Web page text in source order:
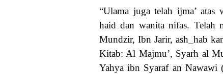
“Ulama juga telah ijma’ atas
haid dan wanita nifas. Telah
Mundzir, Ibn Jarir, ash_hab
Kitab: Al Majmu’, Syarh al
Yahya ibn Syaraf an Nawawi